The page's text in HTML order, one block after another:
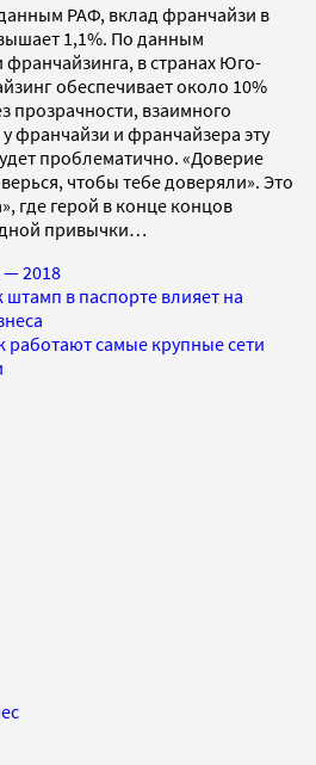
РАФ, вклад франчайзи в
1,1%. По данным
франчайзинга, в странах Юго-
обеспечивает около 10%
прозрачности, взаимного
франчайзи и франчайзера эту
проблематично. «Доверие
чтобы тебе доверяли». Это
где герой в конце концов
привычки…
2018
в паспорте влияет на
работают самые крупные сети